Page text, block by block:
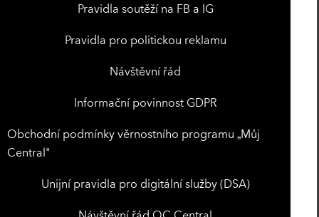
Pravidla soutěží na FB a IG
Pravidla pro politickou reklamu
Návštěvní řád
Informační povinnost GDPR
Obchodní podmínky věrnostního programu „Můj
Central"
Unijní pravidla pro digitální služby (DSA)